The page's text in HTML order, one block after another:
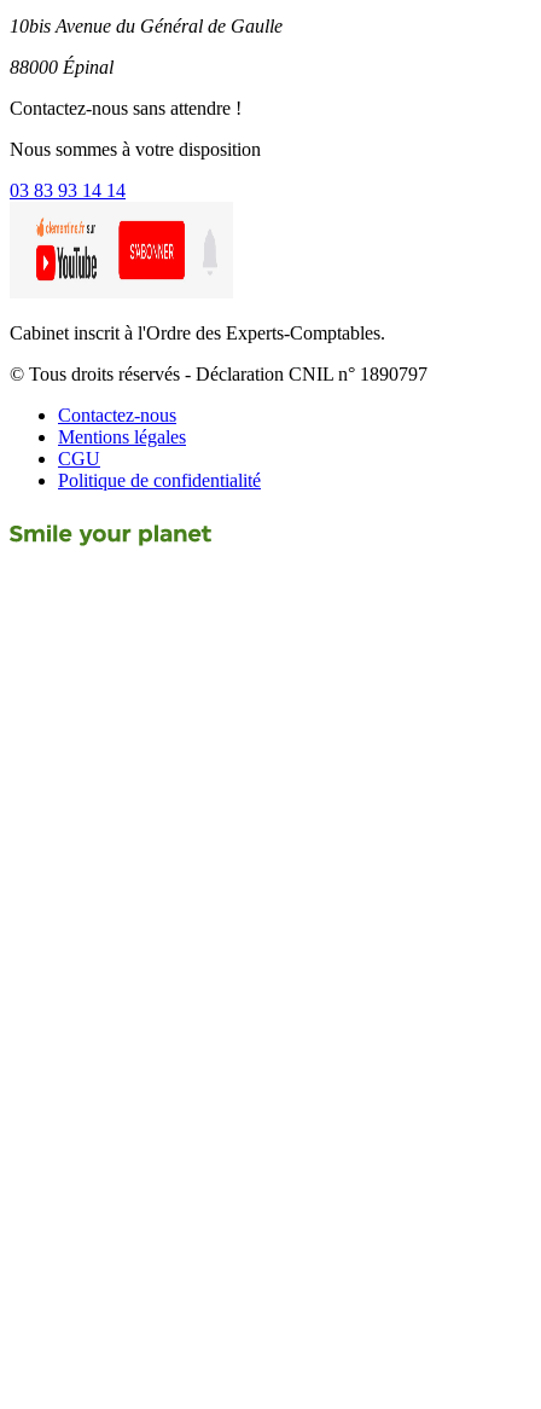
10bis Avenue du Général de Gaulle
88000 Épinal
Contactez-nous sans attendre !
Nous sommes à votre disposition
03 83 93 14 14
Cabinet inscrit à l'Ordre des Experts-Comptables.
© Tous droits réservés - Déclaration CNIL n° 1890797
Contactez-nous
Mentions légales
CGU
Politique de confidentialité